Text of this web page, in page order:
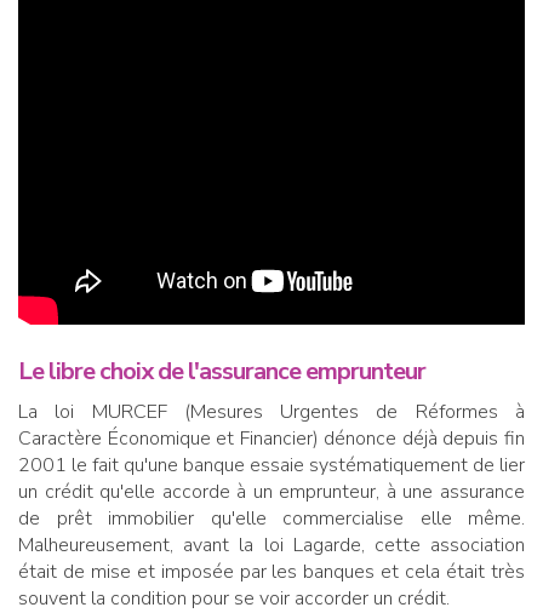
Le libre choix de l'assurance emprunteur
La loi MURCEF (Mesures Urgentes de Réformes à
Caractère Économique et Financier) dénonce déjà depuis fin
2001 le fait qu'une banque essaie systématiquement de lier
un crédit qu'elle accorde à un emprunteur, à une assurance
de prêt immobilier qu'elle commercialise elle même.
Malheureusement, avant la loi Lagarde, cette association
était de mise et imposée par les banques et cela était très
souvent la condition pour se voir accorder un crédit.